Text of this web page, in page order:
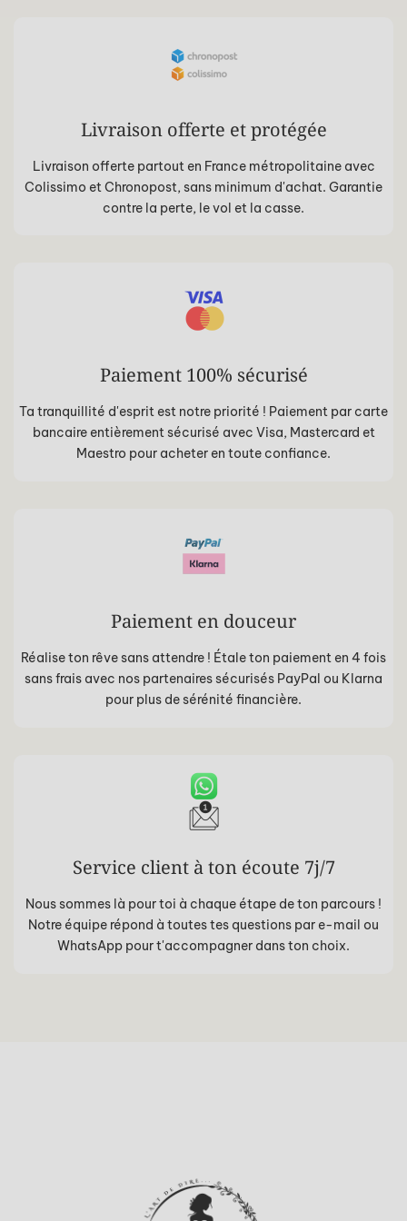
Livraison offerte et protégée
Livraison offerte partout en France métropolitaine avec
Colissimo et Chronopost, sans minimum d'achat. Garantie
contre la perte, le vol et la casse.
Paiement 100% sécurisé
Ta tranquillité d'esprit est notre priorité ! Paiement par carte
bancaire entièrement sécurisé avec Visa, Mastercard et
Maestro pour acheter en toute confiance.
Paiement en douceur
Réalise ton rêve sans attendre ! Étale ton paiement en 4 fois
sans frais avec nos partenaires sécurisés PayPal ou Klarna
pour plus de sérénité financière.
Service client à ton écoute 7j/7
Nous sommes là pour toi à chaque étape de ton parcours !
Notre équipe répond à toutes tes questions par e-mail ou
WhatsApp pour t'accompagner dans ton choix.